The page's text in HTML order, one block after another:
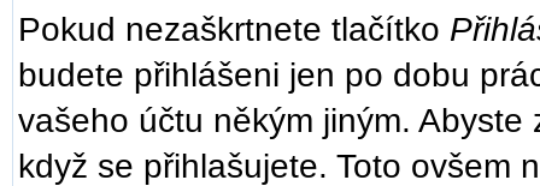
Pokud nezaškrtnete tlačítko
budete přihlášeni jen po dobu
vašeho účtu někým jiným.
když se přihlašujete. Toto ovšem